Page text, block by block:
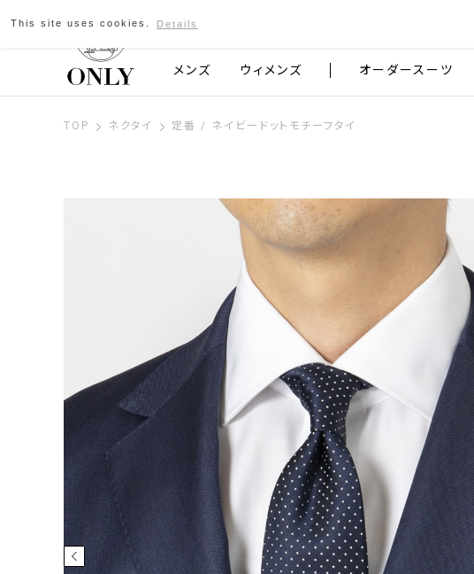
京都発のスーツブランド ONLY
メンズ ウィメンズ オーダースーツ
TOP ネクタイ 定番 / ネイビードットモチーフタイ
This site uses cookies. Details